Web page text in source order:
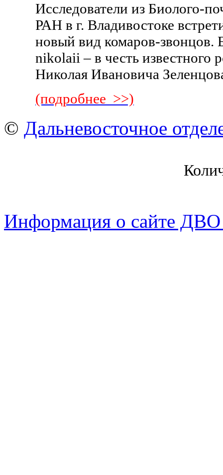
Исследователи из Биолого-
РАН в г. Владивостоке
новый вид комаров-звонцов.
nikolaii – в честь известного
Николая Ивановича
(подробнее >>)
© Дальневосточное
Информация о сайте